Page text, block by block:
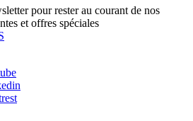
pour rester au courant de nos
et offres spéciales